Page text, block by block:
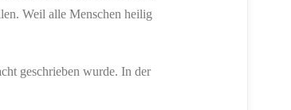
Weil alle Menschen heilig
geschrieben wurde. In der